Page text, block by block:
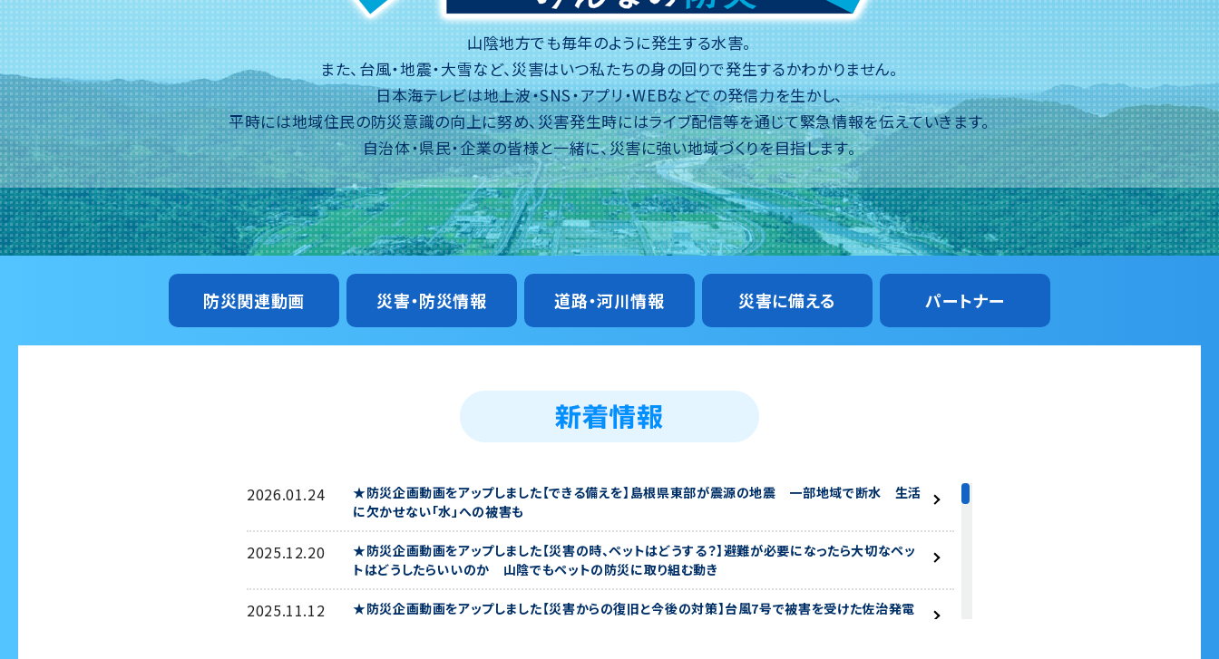
山陰地方でも毎年のように発生する水害。
また、台風・地震・大雪など、災害はいつ私たちの身の回りで発生するかわかりません。
日本海テレビは地上波・SNS・アプリ・WEBなどでの発信力を生かし、
平時には地域住民の防災意識の向上に努め、災害発生時にはライブ配信等を通じて緊急情報を伝えていきます。
自治体・県民・企業の皆様と一緒に、災害に強い地域づくりを目指します。
防災関連動画 災害・防災情報 道路・河川情報 災害に備える パートナー
2026.01.24
★防災企画動画をアップしました【できる備えを】島根県東部が震源の地震 一部地域で断水 生活
に欠かせない「水」への被害も
2025.12.20
★防災企画動画をアップしました【災害の時、ペットはどうする？】避難が必要になったら大切なペッ
トはどうしたらいいのか 山陰でもペットの防災に取り組む動き
2025.11.12
★防災企画動画をアップしました【災害からの復旧と今後の対策】台風7号で被害を受けた佐治発電